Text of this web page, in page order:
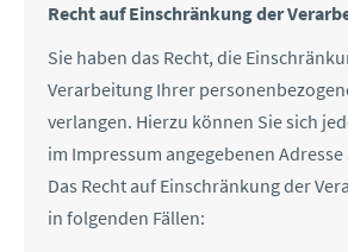
Recht auf Einschränkung der
Sie haben das Recht, die
Verarbeitung Ihrer
verlangen. Hierzu können Sie sich
im Impressum angegebenen
Das Recht auf Einschränkung der
in folgenden Fällen: